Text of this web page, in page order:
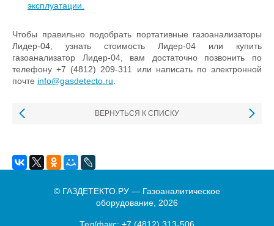
эксплуатации.
Чтобы правильно подобрать портативные газоанализаторы
Лидер-04, узнать стоимость Лидер-04 или купить
газоанализатор Лидер-04, вам достаточно позвонить по
телефону +7 (4812) 209-311 или написать по электронной
почте info@gasdetecto.ru
ВЕРНУТЬСЯ К СПИСКУ
© ГАЗДЕТЕКТО.РУ — Газоаналитическое
оборудование, 2026